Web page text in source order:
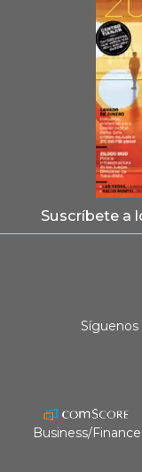
Suscríbete a
Síguenos
Business/Finance